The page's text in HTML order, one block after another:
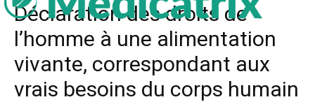
Déclaration des droits de
l’homme à une alimentation
vivante, correspondant aux
vrais besoins du corps humain